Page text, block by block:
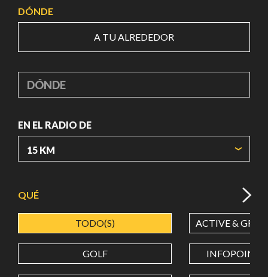
DÓNDE
A TU ALREDEDOR
DÓNDE
EN EL RADIO DE
QUÉ
TODO(S) ACTIVE &
GOLF INFOPOINT